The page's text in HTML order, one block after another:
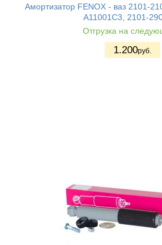
Амортизатор FENOX - ваз 2101-
A11001C3, 2101-
Отгрузка на
1.200руб.